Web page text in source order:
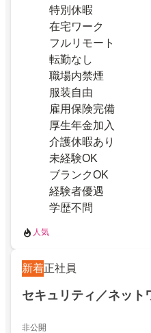
特別休暇
在宅ワーク
フルリモート
転勤なし
職場内禁煙
服装自由
雇用保険完備
厚生年金加入
介護休暇あり
未経験OK
ブランクOK
経験者優遇
学歴不問
人気
新着正社員
セキュリティ／ネット
非公開